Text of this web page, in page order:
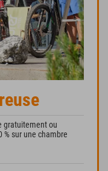
gratuitement ou
sur une chambre